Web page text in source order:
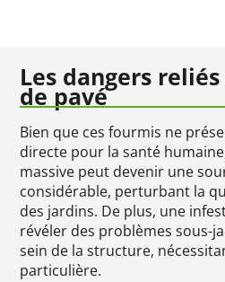
Les dangers
de pavé
Bien que ces fourmis ne
directe pour la santé
massive peut devenir une
considérable, perturbant la
des jardins. De plus, une
révéler des problèmes sous-
sein de la structure,
particulière.